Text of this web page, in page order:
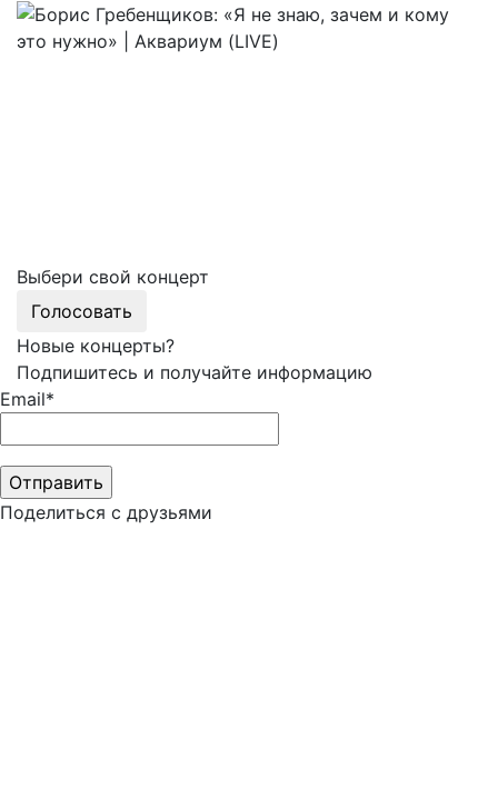
Выбери свой концерт
Голосовать
Новые концерты?
Подпишитесь и получайте информацию
Email*
Поделиться с друзьями